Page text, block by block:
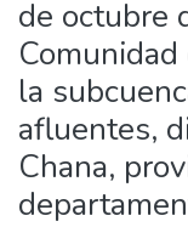
de octubre
la
afluentes,
Chana,